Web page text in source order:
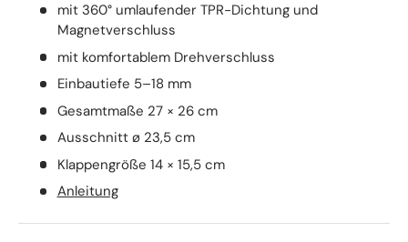
mit 360° umlaufender TPR-Dichtung und
Magnetverschluss
mit komfortablem Drehverschluss
Einbautiefe 5–18 mm
Gesamtmaße 27 × 26 cm
Ausschnitt ø 23,5 cm
Klappengröße 14 × 15,5 cm
Anleitung